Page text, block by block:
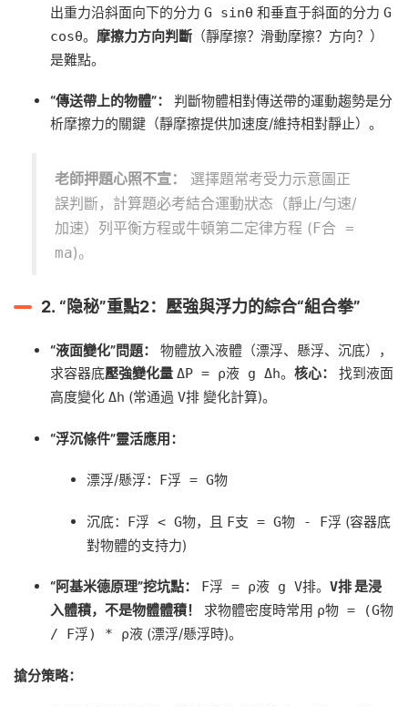
出重力沿斜面向下的分力 G sinθ 和垂直于斜面的分力 G
cosθ。 摩擦力方向判斷 （靜摩擦？滑動摩擦？方向？）
是難點。
“傳送帶上的物體”：
判斷物體相對傳送帶的運動趨勢是分
析摩擦力的關鍵（靜摩擦提供加速度/維持相對靜止）。
老師押題心照不宣：
選擇題常考受力示意圖正
誤判斷，計算題必考結合運動狀态（靜止/勻速/
加速）列平衡方程或牛頓第二定律方程 (F合 =
ma)。
2. “隐秘”重點2：壓強與浮力的綜合“組合拳”
“液面變化”問題：
物體放入液體（漂浮、懸浮、沉底），
求容器底壓強變化量 ΔP = ρ液 g Δh。 核心：
找到液面
高度變化 Δh (常通過 V排 變化計算)。
“浮沉條件”靈活應用：
漂浮/懸浮： F浮 = G物
沉底： F浮 < G物，且 F支 = G物 - F浮 (容器底
對物體的支持力)
“阿基米德原理”挖坑點： F浮 = ρ液 g V排。 V排是浸
入體積，不是物體體積！
求物體密度時常用 ρ物 = (G物
/ F浮) * ρ液 (漂浮/懸浮時)。
搶分策略：